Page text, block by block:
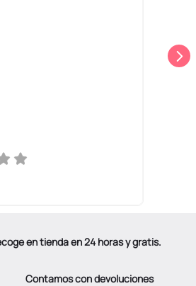
en tienda en 24 horas y gratis.
Contamos con devoluciones